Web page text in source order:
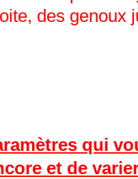
des genoux
qui
et de